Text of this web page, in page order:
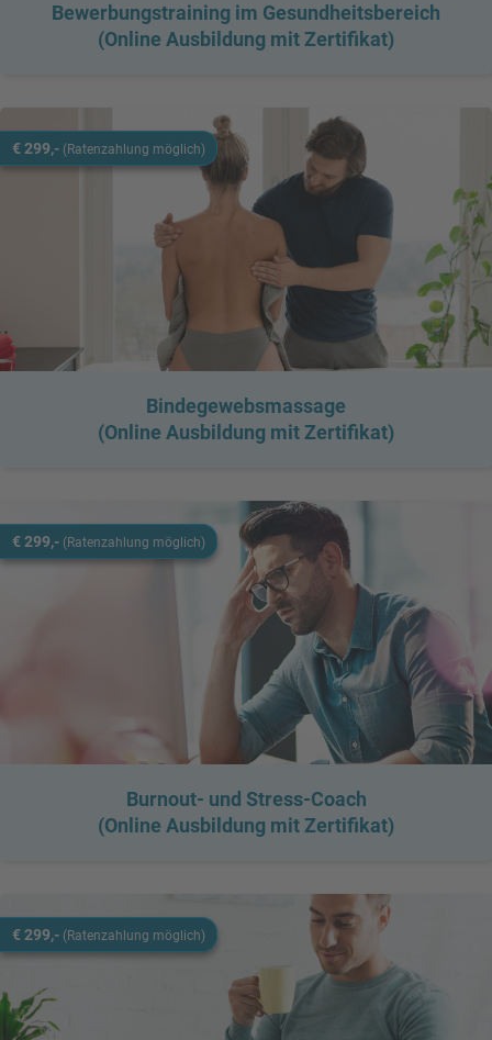
Bewerbungstraining im Gesundheitsbereich
(Online Ausbildung mit Zertifikat)
€ 299,- (Ratenzahlung möglich)
Bindegewebsmassage
(Online Ausbildung mit Zertifikat)
€ 299,- (Ratenzahlung möglich)
Burnout- und Stress-Coach
(Online Ausbildung mit Zertifikat)
€ 299,- (Ratenzahlung möglich)